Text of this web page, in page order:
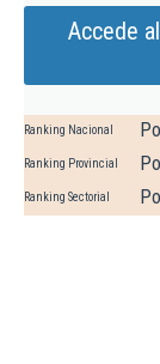
Accede
Ranking Nacional
Ranking Provincial
Ranking Sectorial